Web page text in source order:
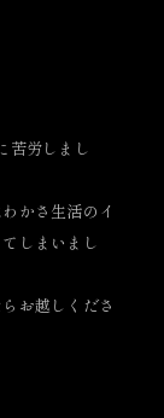
苦労しまし
かさ生活のイ
しまいまし
お越しくださ